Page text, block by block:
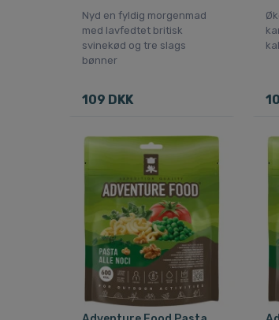
Nyd en fyldig morgenmad
med lavfedtet britisk
svinekød og tre slags
bønner
109 DKK